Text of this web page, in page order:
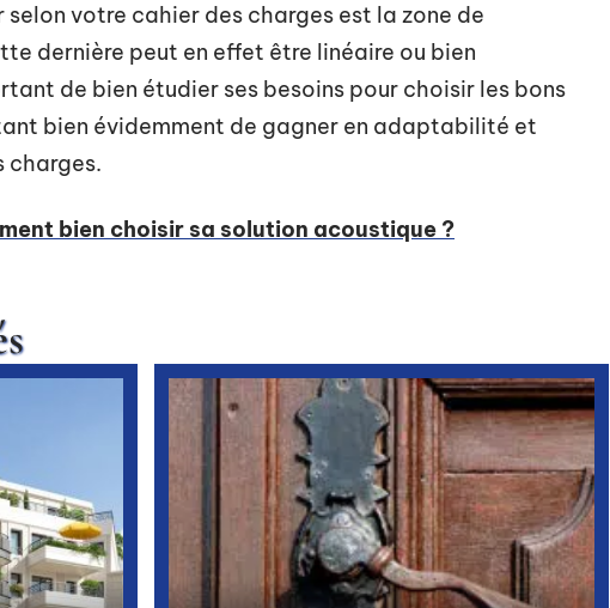
selon votre cahier des charges est la zone de
dernière peut en effet être linéaire ou bien
de bien étudier ses besoins pour choisir les bons
bien évidemment de gagner en adaptabilité et
charges.
bien choisir sa solution acoustique ?